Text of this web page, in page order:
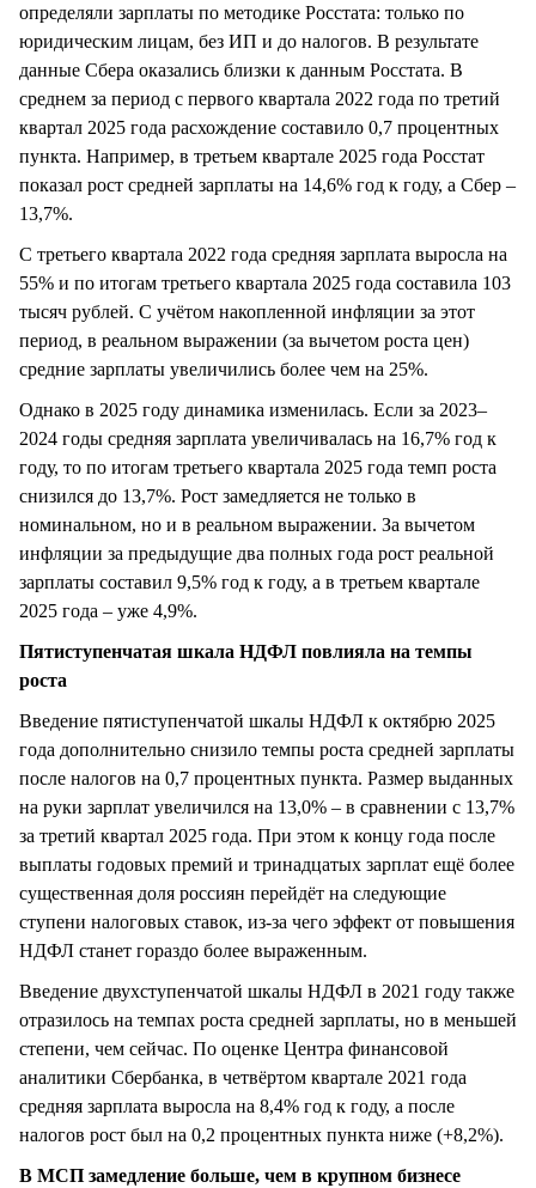
определяли зарплаты по методике Росстата: только по
юридическим лицам, без ИП и до налогов. В результате
данные Сбера оказались близки к данным Росстата. В
среднем за период с первого квартала 2022 года по третий
квартал 2025 года расхождение составило 0,7 процентных
пункта. Например, в третьем квартале 2025 года Росстат
показал рост средней зарплаты на 14,6% год к году, а Сбер –
13,7%.
С третьего квартала 2022 года средняя зарплата выросла на
55% и по итогам третьего квартала 2025 года составила 103
тысяч рублей. С учётом накопленной инфляции за этот
период, в реальном выражении (за вычетом роста цен)
средние зарплаты увеличились более чем на 25%.
Однако в 2025 году динамика изменилась. Если за 2023–
2024 годы средняя зарплата увеличивалась на 16,7% год к
году, то по итогам третьего квартала 2025 года темп роста
снизился до 13,7%. Рост замедляется не только в
номинальном, но и в реальном выражении. За вычетом
инфляции за предыдущие два полных года рост реальной
зарплаты составил 9,5% год к году, а в третьем квартале
2025 года – уже 4,9%.
Пятиступенчатая шкала НДФЛ повлияла на темпы
роста
Введение пятиступенчатой шкалы НДФЛ к октябрю 2025
года дополнительно снизило темпы роста средней зарплаты
после налогов на 0,7 процентных пункта. Размер выданных
на руки зарплат увеличился на 13,0% – в сравнении с 13,7%
за третий квартал 2025 года. При этом к концу года после
выплаты годовых премий и тринадцатых зарплат ещё более
существенная доля россиян перейдёт на следующие
ступени налоговых ставок, из-за чего эффект от повышения
НДФЛ станет гораздо более выраженным.
Введение двухступенчатой шкалы НДФЛ в 2021 году также
отразилось на темпах роста средней зарплаты, но в меньшей
степени, чем сейчас. По оценке Центра финансовой
аналитики Сбербанка, в четвёртом квартале 2021 года
средняя зарплата выросла на 8,4% год к году, а после
налогов рост был на 0,2 процентных пункта ниже (+8,2%).
В МСП замедление больше, чем в крупном бизнесе